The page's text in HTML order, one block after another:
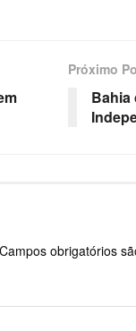
Próximo
Bahia
Campos obrigatórios